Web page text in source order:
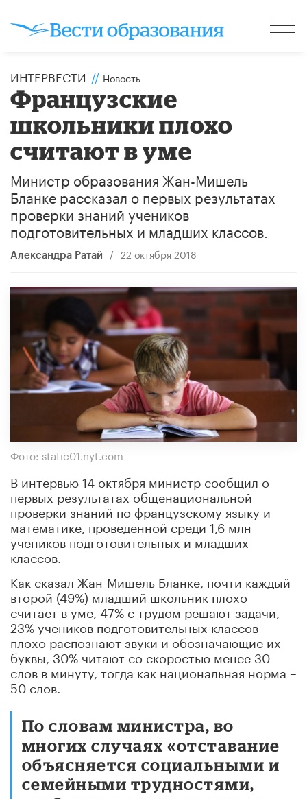
ИНТЕРВЕСТИ // Новость
Французские
школьники плохо
считают в уме
Министр образования Жан-Мишель
Бланке рассказал о первых результатах
проверки знаний учеников
подготовительных и младших классов.
Александра Ратай / 22 октября 2018
Фото: static01.nyt.com
В интервью 14 октября министр сообщил о
первых результатах общенациональной
проверки знаний по французскому языку и
математике, проведенной среди 1,6 млн
учеников подготовительных и младших
классов.
Как сказал Жан-Мишель Бланке, почти каждый
второй (49%) младший школьник плохо
считает в уме, 47% с трудом решают задачи,
23% учеников подготовительных классов
плохо распознают звуки и обозначающие их
буквы, 30% читают со скоростью менее 30
слов в минуту, тогда как национальная норма –
50 слов.
По словам министра, во
многих случаях «отставание
объясняется социальными и
семейными трудностями,